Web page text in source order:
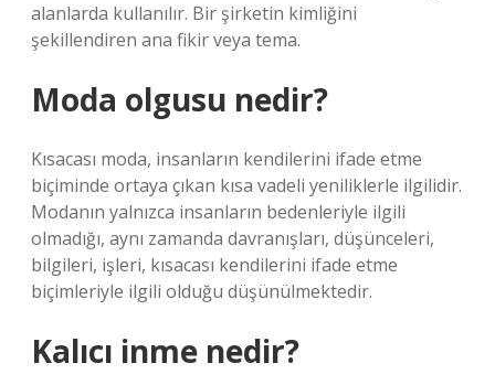
alanlarda kullanılır. Bir şirketin kimliğini
şekillendiren ana fikir veya tema.
Moda olgusu nedir?
Kısacası moda, insanların kendilerini ifade etme
biçiminde ortaya çıkan kısa vadeli yeniliklerle ilgilidir.
Modanın yalnızca insanların bedenleriyle ilgili
olmadığı, aynı zamanda davranışları, düşünceleri,
bilgileri, işleri, kısacası kendilerini ifade etme
biçimleriyle ilgili olduğu düşünülmektedir.
Kalıcı inme nedir?